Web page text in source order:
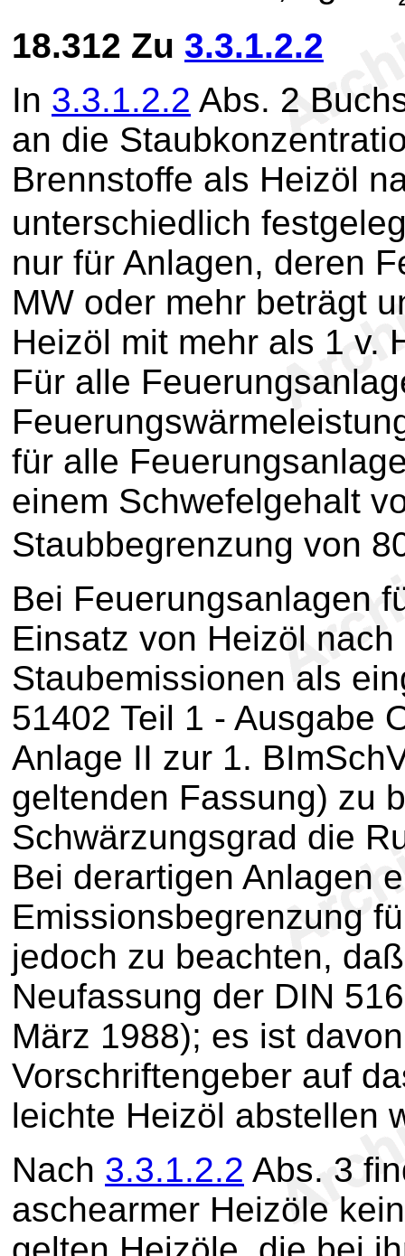
18.312 Zu 3.3.1.2.2
In 3.3.1.2.2 Abs. 2
an die
Brennstoffe als Heizöl
unterschiedlich
nur für Anlagen, deren
MW oder mehr beträgt
Heizöl mit mehr als 1 v.
Für alle
für alle
einem Schwefelgehalt
Staubbegrenzung von
Bei Feuerungsanlagen
Einsatz von Heizöl
Staubemissionen als
51402 Teil 1 - Ausgabe
Anlage II zur 1.
geltenden Fassung) zu
Schwärzungsgrad die
Bei derartigen Anlagen
Emissionsbegrenzung
jedoch zu beachten,
Neufassung der DIN
März 1988); es ist
Vorschriftengeber auf
leichte Heizöl abstellen
Nach 3.3.1.2.2 Abs. 3
aschearmer Heizöle